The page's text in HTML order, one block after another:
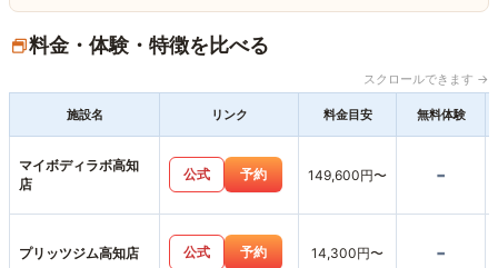
料金・体験・特徴を比べる
スクロールできます →
施設名 リンク 料金目安 無料体験
マイボディラボ高知
店
公式 予約 149,600円〜 -
プリッツジム高知店 公式 予約 14,300円〜 -